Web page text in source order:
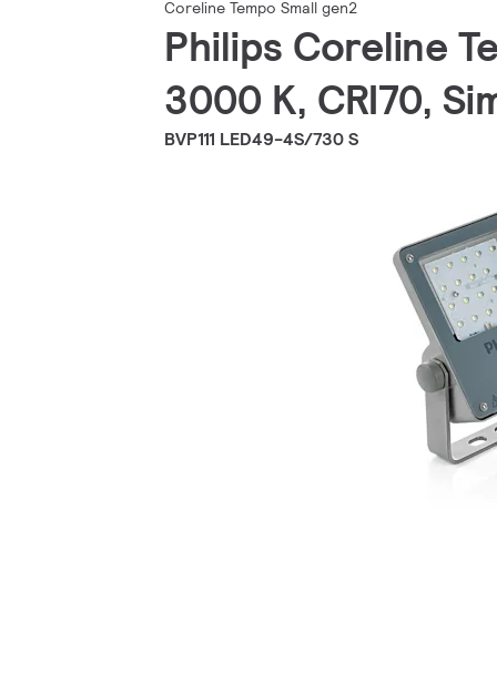
Coreline Tempo Small gen2
Philips Coreline
3000 K, CRI70,
BVP111 LED49-4S/730 S